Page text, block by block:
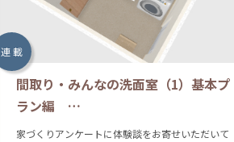
連 載
間取り・みんなの洗面室（1）基本プ
ラン編 …
家づくりアンケートに体験談をお寄せいただいて